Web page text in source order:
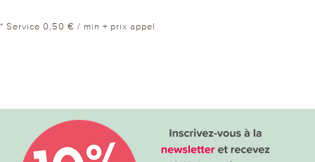
* Service 0,50 € / min + prix appel